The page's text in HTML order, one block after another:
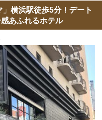
」横浜駅徒歩5分！デート
あふれるホテル